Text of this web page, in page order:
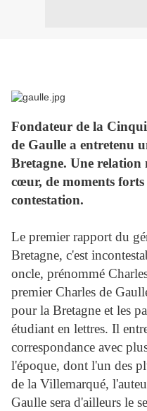
Fondateur de la
de Gaulle a entretenu
Bretagne. Une relation
cœur, de moments
contestation.
Le premier rapport du
Bretagne, c'est
oncle, prénommé
premier Charles de
pour la Bretagne et les
étudiant en lettres. Il
correspondance avec
l'époque, dont l'un des
de la Villemarqué,
Gaulle sera d'ailleurs le